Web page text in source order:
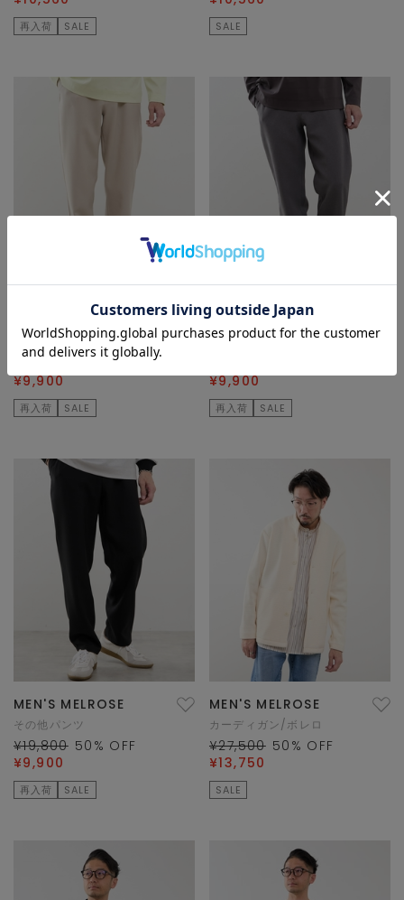
再入荷 SALE SALE
その他パンツ
% OFF
¥9,900
再入荷 SALE
MEN'S MELROSE
その他パンツ
¥9,900
再入荷 SALE
MEN'S MELROSE
その他パンツ
¥19,800 50 % OFF
¥9,900
再入荷 SALE
MEN'S MELROSE
カーディガン/ボレロ
¥27,500 50 % OFF
¥13,750
SALE